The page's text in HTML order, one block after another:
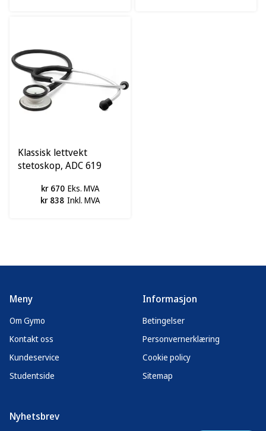
Klassisk lettvekt
stetoskop, ADC 619
kr 670 Eks. MVA
kr 838 Inkl. MVA
Meny
Om Gymo
Kontakt oss
Kundeservice
Studentside
Informasjon
Betingelser
Personvernerklæring
Cookie policy
Sitemap
Nyhetsbrev